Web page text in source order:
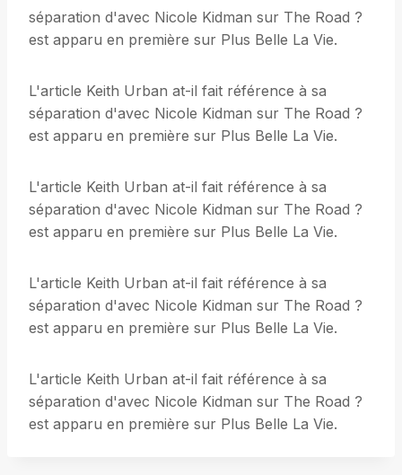
séparation d'avec Nicole Kidman sur The Road ?
est apparu en première sur Plus Belle La Vie.
L'article Keith Urban at-il fait référence à sa
séparation d'avec Nicole Kidman sur The Road ?
est apparu en première sur Plus Belle La Vie.
L'article Keith Urban at-il fait référence à sa
séparation d'avec Nicole Kidman sur The Road ?
est apparu en première sur Plus Belle La Vie.
L'article Keith Urban at-il fait référence à sa
séparation d'avec Nicole Kidman sur The Road ?
est apparu en première sur Plus Belle La Vie.
L'article Keith Urban at-il fait référence à sa
séparation d'avec Nicole Kidman sur The Road ?
est apparu en première sur Plus Belle La Vie.